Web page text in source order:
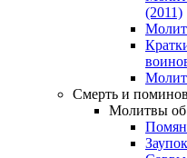
(2011)
Смерть и
Молитвы